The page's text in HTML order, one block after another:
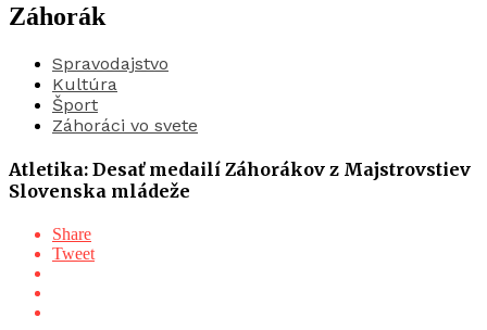
Záhorák
Spravodajstvo
Kultúra
Šport
Záhoráci vo svete
Atletika: Desať medailí Záhorákov z Majstrovstiev
Slovenska mládeže
Share
Tweet